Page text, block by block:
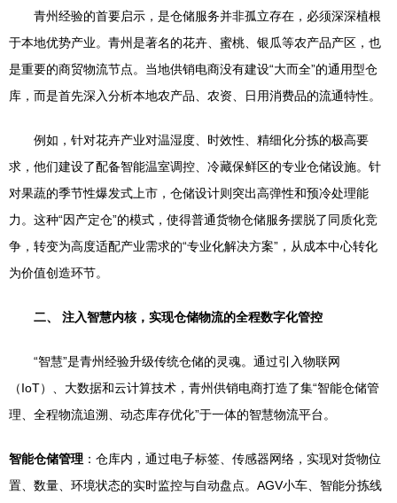
青州经验的首要启示，是仓储服务并非孤立存在，必须深深植根
于本地优势产业。青州是著名的花卉、蜜桃、银瓜等农产品产区，也
是重要的商贸物流节点。当地供销电商没有建设“大而全”的通用型仓
库，而是首先深入分析本地农产品、农资、日用消费品的流通特性。
例如，针对花卉产业对温湿度、时效性、精细化分拣的极高要
求，他们建设了配备智能温室调控、冷藏保鲜区的专业仓储设施。针
对果蔬的季节性爆发式上市，仓储设计则突出高弹性和预冷处理能
力。这种“因产定仓”的模式，使得普通货物仓储服务摆脱了同质化竞
争，转变为高度适配产业需求的“专业化解决方案”，从成本中心转化
为价值创造环节。
二、 注入智慧内核，实现仓储物流的全程数字化管控
“智慧”是青州经验升级传统仓储的灵魂。通过引入物联网
（IoT）、大数据和云计算技术，青州供销电商打造了集“智能仓储管
理、全程物流追溯、动态库存优化”于一体的智慧物流平台。
智能仓储管理 ：仓库内，通过电子标签、传感器网络，实现对货物位
置、数量、环境状态的实时监控与自动盘点。AGV小车、智能分拣线